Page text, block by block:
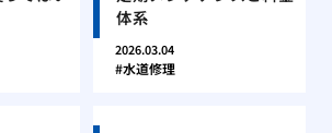
体系
2026.03.04
水道修理